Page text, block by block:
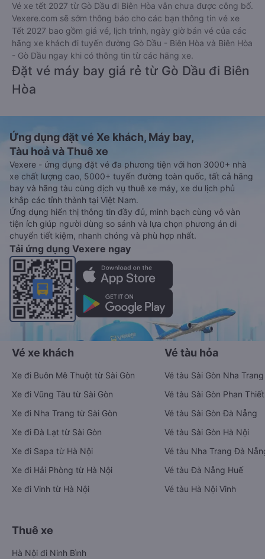
Vé xe tết 2027 từ Gò Dầu đi Biên Hòa vẫn chưa được công bố.
Vexere.com sẽ sớm thông báo cho các bạn thông tin vé xe
Tết 2027 bao gồm giá vé, lịch trình, ngày giờ bán vé của các
hãng xe khách đi tuyến đường Gò Dầu - Biên Hòa và Biên Hòa
- Gò Dầu ngay khi có thông tin từ các hãng xe.
Đặt vé máy bay giá rẻ từ Gò Dầu đi Biên
Hòa
Ứng dụng đặt vé Xe khách, Máy bay,
Tàu hoả và Thuê xe
Vexere - ứng dụng đặt vé đa phương tiện với hơn 3000+ nhà
xe chất lượng cao, 5000+ tuyến đường toàn quốc, tất cả hãng
bay và hãng tàu cùng dịch vụ thuê xe máy, xe du lịch phủ
khắp các tỉnh thành tại Việt Nam.
Ứng dụng hiển thị thông tin đầy đủ, minh bạch cùng vô vàn
tiện ích giúp người dùng so sánh và lựa chọn phương án di
chuyển tiết kiệm, nhanh chóng và phù hợp nhất.
Tải ứng dụng Vexere ngay
Vé xe khách
Xe đi Buôn Mê Thuột từ Sài Gòn
Xe đi Vũng Tàu từ Sài Gòn
Xe đi Nha Trang từ Sài Gòn
Xe đi Đà Lạt từ Sài Gòn
Xe đi Sapa từ Hà Nội
Xe đi Hải Phòng từ Hà Nội
Xe đi Vinh từ Hà Nội
Vé tàu hỏa
Vé tàu Sài Gòn Nha Trang
Vé tàu Sài Gòn Phan Thiết
Vé tàu Sài Gòn Đà Nẵng
Vé tàu Sài Gòn Hà Nội
Vé tàu Nha Trang Đà
Vé tàu Đà Nẵng Huế
Vé tàu Hà Nội Vinh
Thuê xe
Hà Nội đi Ninh Bình